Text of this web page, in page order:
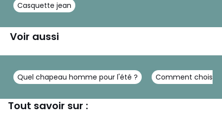
Casquette jean
Voir aussi
Quel chapeau homme pour l'été ? Comment choisir
Tout savoir sur :